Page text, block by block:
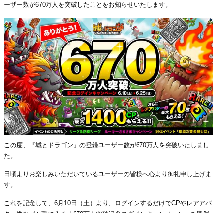
ーザー数が670万人を突破したことをお知らせいたします。
この度、『城とドラゴン』の登録ユーザー数が670万人を突破いたしまし
た。
日頃よりお楽しみいただいているユーザーの皆様へ心より御礼申し上げま
す。
これを記念して、6月10日（土）より、ログインするだけでCPやレアアバ